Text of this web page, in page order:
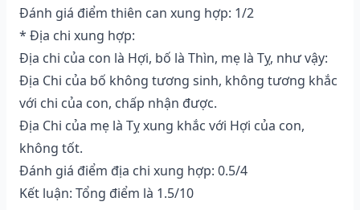
Đánh giá điểm thiên can xung hợp: 1/2
* Địa chi xung hợp:
Địa chi của con là Hợi, bố là Thìn, mẹ là Tỵ, như vậy:
Địa Chi của bố không tương sinh, không tương khắc
với chi của con, chấp nhận được.
Địa Chi của mẹ là Tỵ xung khắc với Hợi của con,
không tốt.
Đánh giá điểm địa chi xung hợp: 0.5/4
Kết luận: Tổng điểm là 1.5/10